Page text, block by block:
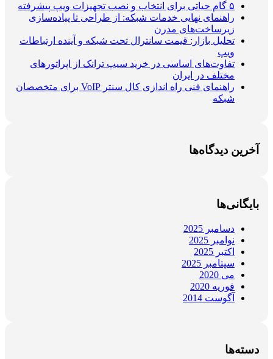
۵ گام حیاتی برای انتخاب و نصب تجهیزات ویپ پیشرفته
راهنمای نهایی خدمات شبکه: از طراحی تا پیاده‌سازی
زیرساخت‌های مدرن
تحلیل بازار: قیمت سانترال تحت شبکه و آینده ارتباطات
ویپ
تفاوت‌های اساسی در خرید سیپ ترانک از اپراتورهای
مختلف در ایران
راهنمای فنی راه اندازی کال سنتر VoIP برای متخصصان
شبکه
آخرین دیدگاه‌ها
بایگانی‌ها
دسامبر 2025
نوامبر 2025
اکتبر 2025
سپتامبر 2025
می 2020
فوریه 2020
آگوست 2014
دسته‌ها